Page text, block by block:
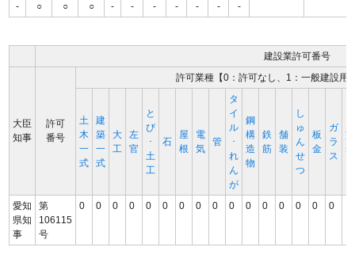
- ○ ○ ○ - - - - - - -
建設業許可番号
大臣
知事
許可
番号
許可業種【0：許可なし、1：一般建設用
土
木
一
式
建
築
一
式
大
工
左
官
と
び
･
土
工
石
屋
根
電
気
管
タ
イ
ル
･
れ
ん
が
鋼
構
造
物
鉄
筋
舗
装
し
ゅ
ん
せ
つ
板
金
ガ
ラ
ス
塗
装
愛知
県知
事
第
106115
号
0 0 0 0 0 0 0 0 0 0 0 0 0 0 0 0